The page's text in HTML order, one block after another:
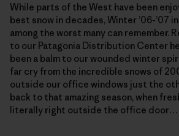
While parts of the West have been
best snow in decades, Winter ’06-’07
among the worst many can remember.
to our Patagonia Distribution Center
been a balm to our wounded winter
far cry from the incredible snows of
outside our office windows just the
back to that amazing season, when
literally right outside the office door…